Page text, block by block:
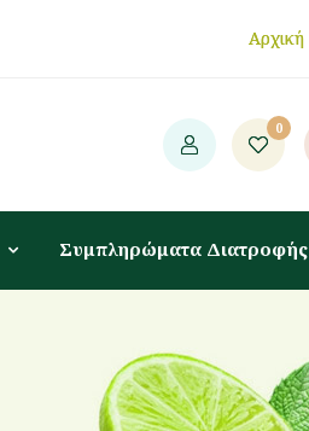
Αρχική
0
Συμπληρώματα Διατροφής